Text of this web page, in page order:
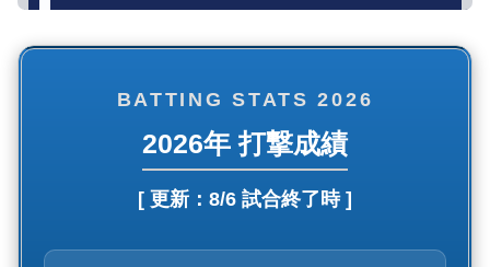
BATTING STATS 2026
2026年 打撃成績
[ 更新： 8/6 試合終了時]